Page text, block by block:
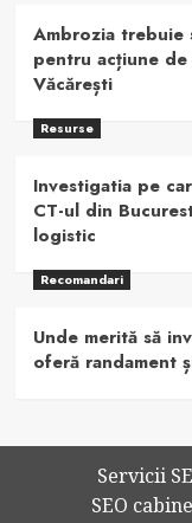
Ambrozia trebuie
pentru acțiune
Văcărești
Resurse
Investigatia pe
CT-ul din
logistic
Recomandari
Unde merită să
oferă randament
Servicii
SEO